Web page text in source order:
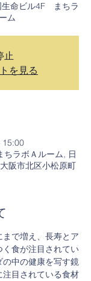
生命ビル4F まちラ
ム
止
を見る
15:00
ラボＡルーム, 日
阪市北区小松原町
まで増え、長寿とア
く食が注目されてい
の中の健康を写す鏡
目されている食材